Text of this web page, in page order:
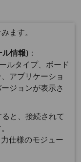
ます。
情報) ：
ルタイプ、ボード
アプリケーショ
ジョンが表示さ
ると、接続されて
力仕様のモジュー